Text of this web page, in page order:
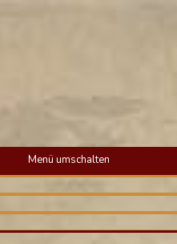
Menü umschalten